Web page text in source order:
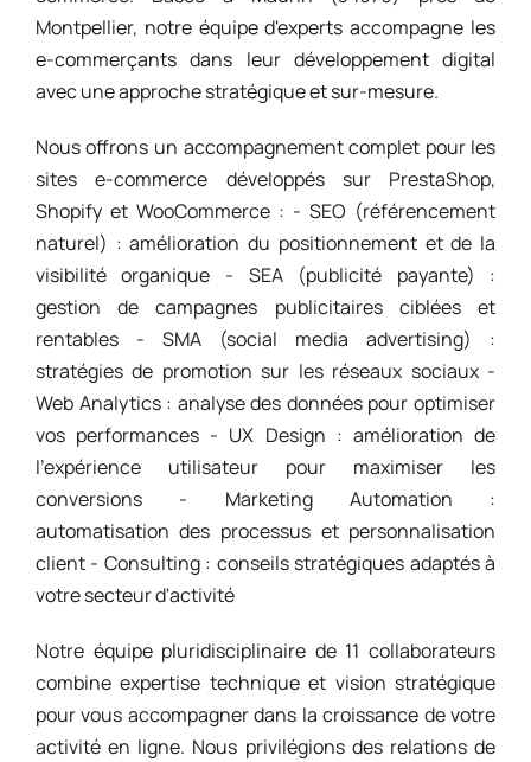
Montpellier, notre équipe d'experts accompagne les
e-commerçants dans leur développement digital
avec une approche stratégique et sur-mesure.
Nous offrons un accompagnement complet pour les
sites e-commerce développés sur PrestaShop,
Shopify et WooCommerce : - SEO (référencement
naturel) : amélioration du positionnement et de la
visibilité organique - SEA (publicité payante) :
gestion de campagnes publicitaires ciblées et
rentables - SMA (social media advertising) :
stratégies de promotion sur les réseaux sociaux -
Web Analytics : analyse des données pour optimiser
vos performances - UX Design : amélioration de
l'expérience utilisateur pour maximiser les
conversions - Marketing Automation :
automatisation des processus et personnalisation
client - Consulting : conseils stratégiques adaptés à
votre secteur d'activité
Notre équipe pluridisciplinaire de 11 collaborateurs
combine expertise technique et vision stratégique
pour vous accompagner dans la croissance de votre
activité en ligne. Nous privilégions des relations de